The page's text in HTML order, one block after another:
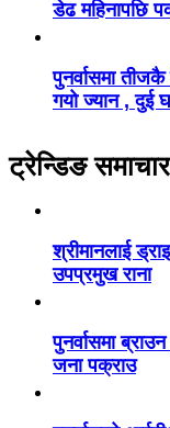
डेढ महिनापछि
पुनर्वासमा
गयो ज्यान , दुई
ट्रेन्डिङ समाचार
श्रीमानलाई
उपप्रमुख राना
पुनर्वासमा
जना पक्राउ